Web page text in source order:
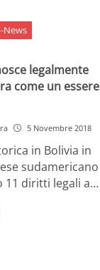
News
legalmente
come un essere
5 Novembre 2018
in Bolivia in
sudamericano
11 diritti legali a…